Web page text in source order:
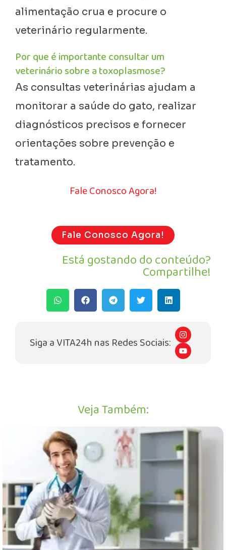
alimentação crua e procure o
veterinário regularmente.
Por que é importante consultar um
veterinário sobre a toxoplasmose?
As consultas veterinárias ajudam a
monitorar a saúde do gato, realizar
diagnósticos precisos e fornecer
orientações sobre prevenção e
tratamento.
Fale Conosco Agora!
Fale Conosco Agora!
Está gostando do conteúdo?
Compartilhe!
Siga a VITA24h nas Redes Sociais:
I
n
s
t
a
Y
o
u
Veja Também: